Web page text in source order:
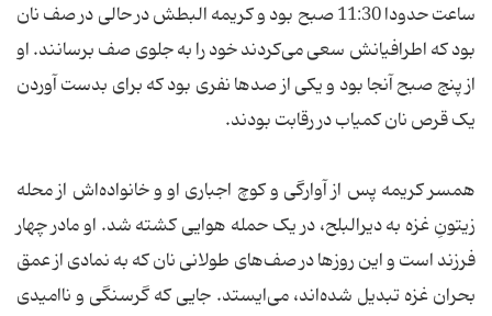
ساعت حدودا 11:30 صبح بود و کریمه البطش در حالی در صف نان
بود که اطرافیانش سعی می‌کردند خود را به جلوی صف برسانند. او
از پنج صبح آنجا بود و یکی از صدها نفری بود که برای بدست آوردن
یک قرص نان کمیاب در رقابت بودند.
‌همسر کریمه پس از آوارگی و کوچ اجباری او و خانواده‌اش از محله
زیتونِ غزه به دیرالبلح، در یک حمله هوایی کشته شد. او مادر چهار
فرزند است و این روزها در صف‌های طولانی نان که به نمادی از عمق
بحران غزه تبدیل شده‌اند، می‌ایستد. جایی که گرسنگی و ناامیدی